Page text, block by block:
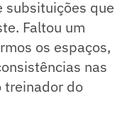
subsituições que
Faltou um
os espaços,
nas
treinador do